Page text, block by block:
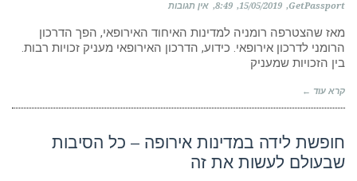
GetPassport
15/05/2019
8:49 אין תגובות
מאז שהצטרפה רומניה למדינות האיחוד האירופאי, הפך הדרכון
הרומני לדרכון אירופאי. כידוע, הדרכון האירופאי מעניק זכויות רבות.
בין הזכויות שמעניק
קרא עוד ←
חופשת לידה במדינות אירופה – כל הסיבות
שבעולם לעשות את זה